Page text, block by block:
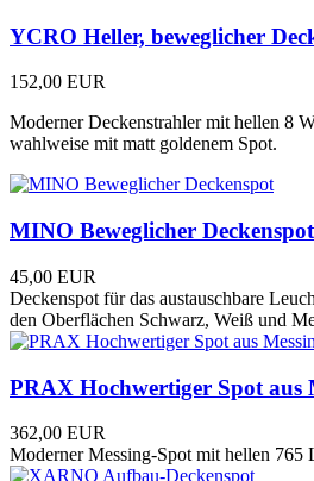
YCRO Heller, beweglicher
152,00 EUR
Moderner Deckenstrahler mit hellen 8
wahlweise mit matt goldenem Spot.
MINO Beweglicher Deckenspot
45,00 EUR
Deckenspot für das austauschbare
den Oberflächen Schwarz, Weiß und
PRAX Hochwertiger Spot aus
362,00 EUR
Moderner Messing-Spot mit hellen 765